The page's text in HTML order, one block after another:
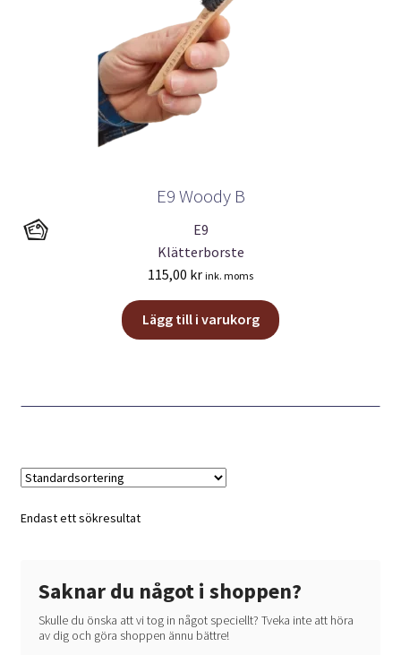
E9 Woody B
E9
Klätterborste
115,00 kr ink. moms
Lägg till i varukorg
Endast ett sökresultat
Saknar du något i shoppen?
Skulle du önska att vi tog in något speciellt? Tveka inte att höra
av dig och göra shoppen ännu bättre!